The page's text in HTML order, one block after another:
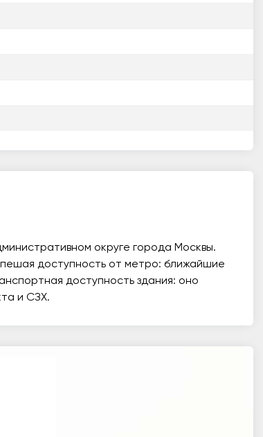
округе города Москвы.
доступность от метро: ближайшие
доступность здания: оно
и СЗХ.